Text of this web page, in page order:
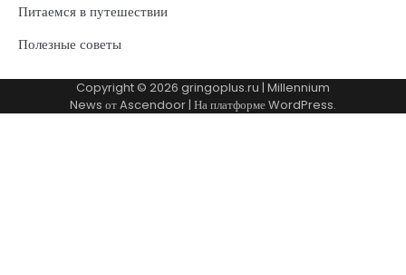
Питаемся в путешествии
Полезные советы
Copyright © 2026 gringoplus.ru | Millennium
News отAscendoor| На платформеWordPress.